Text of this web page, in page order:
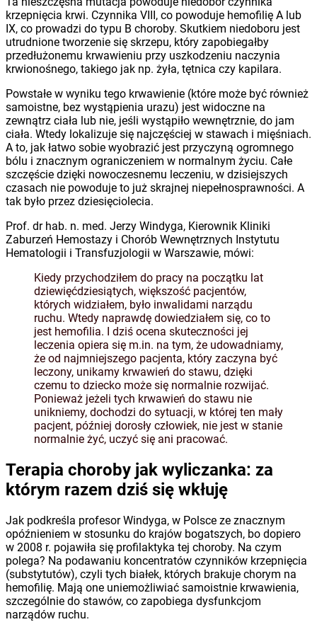
krzepnięcia krwi. Czynnika VIII, co powoduje hemofilię A lub
IX, co prowadzi do typu B choroby. Skutkiem niedoboru jest
utrudnione tworzenie się skrzepu, który zapobiegałby
przedłużonemu krwawieniu przy uszkodzeniu naczynia
krwionośnego, takiego jak np. żyła, tętnica czy kapilara.
Powstałe w wyniku tego krwawienie (które może być również
samoistne, bez wystąpienia urazu) jest widoczne na
zewnątrz ciała lub nie, jeśli wystąpiło wewnętrznie, do jam
ciała. Wtedy lokalizuje się najczęściej w stawach i mięśniach.
A to, jak łatwo sobie wyobrazić jest przyczyną ogromnego
bólu i znacznym ograniczeniem w normalnym życiu. Całe
szczęście dzięki nowoczesnemu leczeniu, w dzisiejszych
czasach nie powoduje to już skrajnej niepełnosprawności. A
tak było przez dziesięciolecia.
Prof. dr hab. n. med. Jerzy Windyga, Kierownik Kliniki
Zaburzeń Hemostazy i Chorób Wewnętrznych Instytutu
Hematologii i Transfuzjologii w Warszawie, mówi:
Kiedy przychodziłem do pracy na początku lat
dziewięćdziesiątych, większość pacjentów,
których widziałem, było inwalidami narządu
ruchu. Wtedy naprawdę dowiedziałem się, co to
jest hemofilia. I dziś ocena skuteczności jej
leczenia opiera się m.in. na tym, że udowadniamy,
że od najmniejszego pacjenta, który zaczyna być
leczony, unikamy krwawień do stawu, dzięki
czemu to dziecko może się normalnie rozwijać.
Ponieważ jeżeli tych krwawień do stawu nie
unikniemy, dochodzi do sytuacji, w której ten mały
pacjent, później dorosły człowiek, nie jest w stanie
normalnie żyć, uczyć się ani pracować.
Terapia choroby jak wyliczanka: za
którym razem dziś się wkłuję
Jak podkreśla profesor Windyga, w Polsce ze znacznym
opóźnieniem w stosunku do krajów bogatszych, bo dopiero
w 2008 r. pojawiła się profilaktyka tej choroby. Na czym
polega? Na podawaniu koncentratów czynników krzepnięcia
(substytutów), czyli tych białek, których brakuje chorym na
hemofilię. Mają one uniemożliwiać samoistnie krwawienia,
szczególnie do stawów, co zapobiega dysfunkcjom
narządów ruchu.